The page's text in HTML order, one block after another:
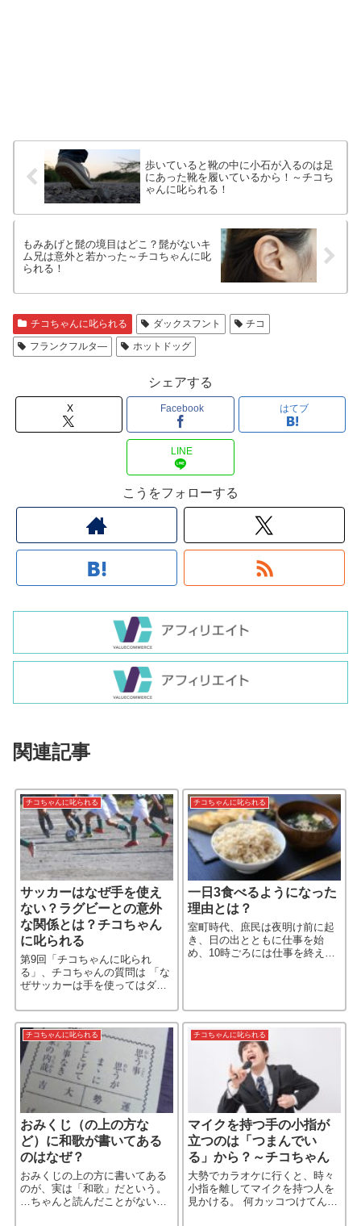
歩いていると靴の中に小石が入るのは足
にあった靴を履いているから！～チコち
ゃんに叱られる！
もみあげと髭の境目はどこ？髭がないキ
ム兄は意外と若かった～チコちゃんに叱
られる！
チコちゃんに叱られる ダックスフント
チコ
フランクフルタ―
ホットドッグ
シェアする
X Facebook はてブ
LINE
こうをフォローする
関連記事
チコちゃんに叱られる
サッカーはなぜ手を使え
ない？ラグビーとの意外
な関係とは？チコちゃん
に叱られる
第9回「チコちゃんに叱られ
る」、チコちゃんの質問は 「な
ぜサッカーは手を使ってはダメ
カー解説でお馴染みの松木安太
郎もこの理由は、知らなかっ
た。 サッカーの起源をたどって
い［…続きを読む］
チコちゃんに叱られる
一日3食べるようになった
理由とは？
室町時代、庶民は夜明け前に起
き、日の出とともに仕事を始
め、10時ごろには仕事を終えて
チコちゃんに叱られる
おみくじ（の上の方な
ど）に和歌が書いてある
のはなぜ？
おみくじの上の方に書いてある
のが、実は「和歌」だという。
…ちゃんと読んだことがない
チコちゃんに叱られる
マイクを持つ手の小指が
立つのは「つまんでい
る」から？～チコちゃん
大勢でカラオケに行くと、時々
小指を離してマイクを持つ人を
見かける。 何カッコつけてん